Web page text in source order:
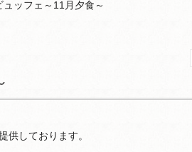
ッフェ～11月夕食～
供しております。